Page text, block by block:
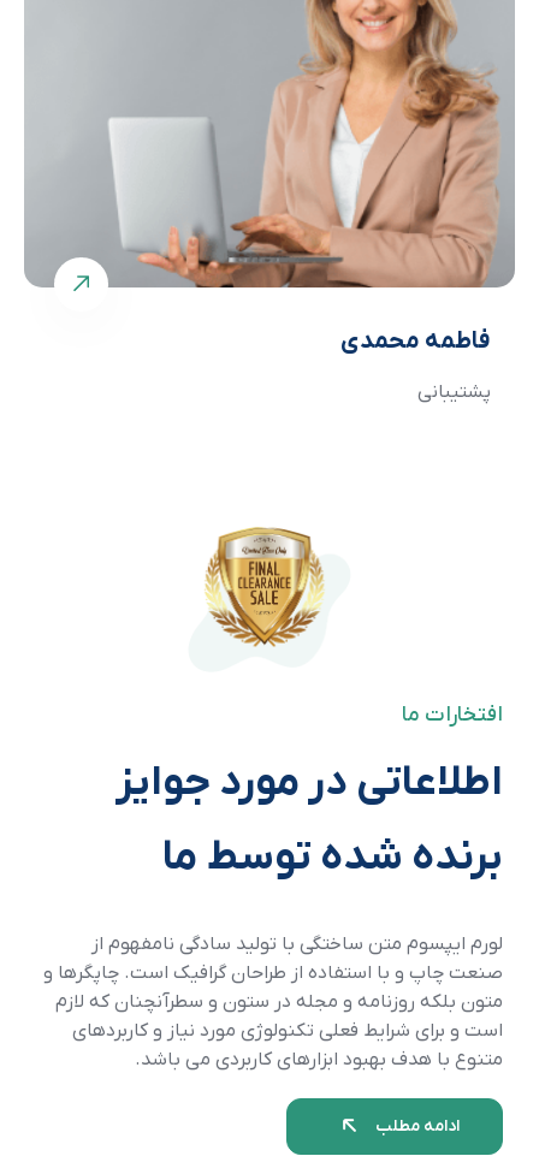
فاطمه محمدی
پشتیبانی
افتخارات ما
اطلاعاتی در مورد جوایز
برنده شده توسط ما
لورم ایپسوم متن ساختگی با تولید سادگی نامفهوم از
صنعت چاپ و با استفاده از طراحان گرافیک است. چاپگرها و
متون بلکه روزنامه و مجله در ستون و سطرآنچنان که لازم
است و برای شرایط فعلی تکنولوژی مورد نیاز و کاربردهای
متنوع با هدف بهبود ابزارهای کاربردی می باشد.
ادامه مطلب